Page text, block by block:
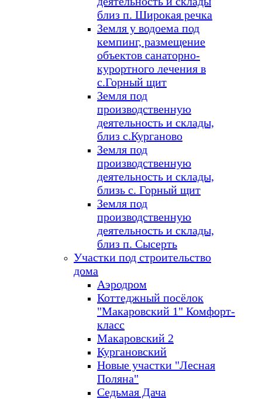
близ п. Широкая речка
Земля у водоема под
кемпинг, размещение
объектов санаторно-
курортного лечения в
с.Горный щит
Земля под
производственную
деятельность и склады,
близ с.Курганово
Земля под
производственную
деятельность и склады,
близь с. Горный щит
Земля под
производственную
деятельность и склады,
близ п. Сысерть
Участки под строительство
дома
Аэродром
Коттеджный посёлок
"Макаровский 1" Комфорт-
класс
Макаровский 2
Кургановский
Новые участки "Лесная
Поляна"
Седьмая Дача